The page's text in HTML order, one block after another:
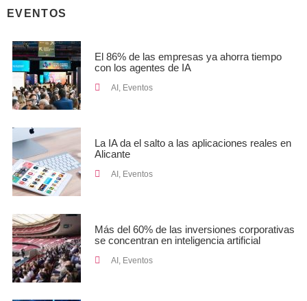
EVENTOS
El 86% de las empresas ya ahorra tiempo
con los agentes de IA
AI , Eventos
La IA da el salto a las aplicaciones reales en
Alicante
AI , Eventos
Más del 60% de las inversiones corporativas
se concentran en inteligencia artificial
AI Eventos